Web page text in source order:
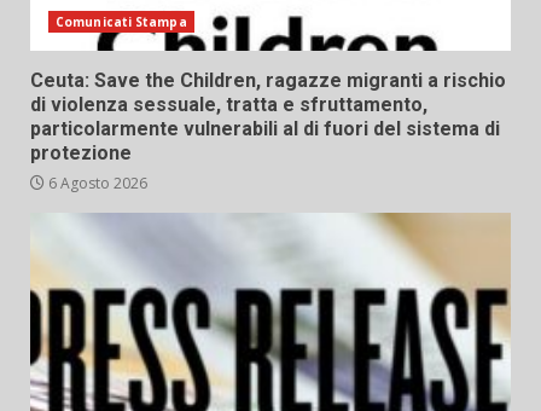
Comunicati Stampa
Ceuta: Save the Children, ragazze migranti a rischio
di violenza sessuale, tratta e sfruttamento,
particolarmente vulnerabili al di fuori del sistema di
protezione
6 Agosto 2026